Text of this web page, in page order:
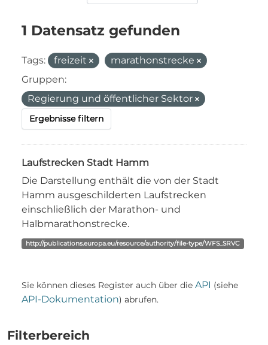
Filterbereich
1 Datensatz gefunden
Tags: freizeit
marathonstrecke
Gruppen:
Regierung und öffentlicher Sektor
Ergebnisse filtern
Laufstrecken Stadt Hamm
Die Darstellung enthält die von der Stadt
Hamm ausgeschilderten Laufstrecken
einschließlich der Marathon- und
Halbmarathonstrecke.
http://publications.europa.eu/resource/authority/file-type/WFS_SRVC
Sie können dieses Register auch über die API (siehe
API-Dokumentation) abrufen.